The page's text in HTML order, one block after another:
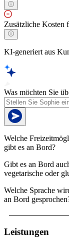
Zusätzliche Kosten
KI-generiert aus
Was möchten Sie
Welche
gibt es an Bord?
Gibt es an Bord
vegetarische oder
Welche Sprache
an Bord
Leistungen